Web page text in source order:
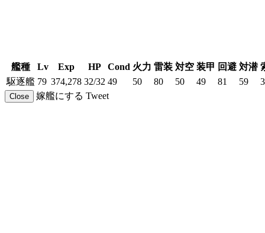
艦種 Lv Exp HP Cond 火力 雷装 対空 装甲 回避 対潜
駆逐艦 79 374,278 32/32 49 50 80 50 49 81 59
Close 嫁艦にする Tweet